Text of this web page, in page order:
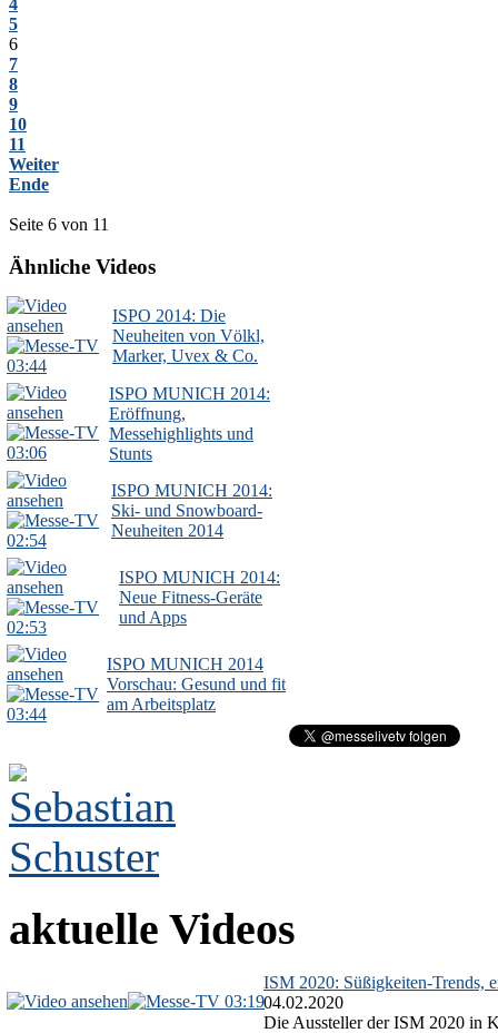
5
6
7
8
9
10
11
Weiter
Ende
Seite 6 von 11
Ähnliche Videos
03:44
ISPO 2014: Die
Neuheiten von Völkl,
Marker, Uvex & Co.
03:06
ISPO MUNICH 2014:
Eröffnung,
Messehighlights und
Stunts
02:54
ISPO MUNICH 2014:
Ski- und Snowboard-
Neuheiten 2014
02:53
ISPO MUNICH 2014:
Neue Fitness-Geräte
und Apps
03:44
ISPO MUNICH 2014
Vorschau: Gesund und fit
am Arbeitsplatz
aktuelle Videos
03:19
ISM 2020: Süßigkeiten-Trends,
04.02.2020
Die Aussteller der ISM 2020 in